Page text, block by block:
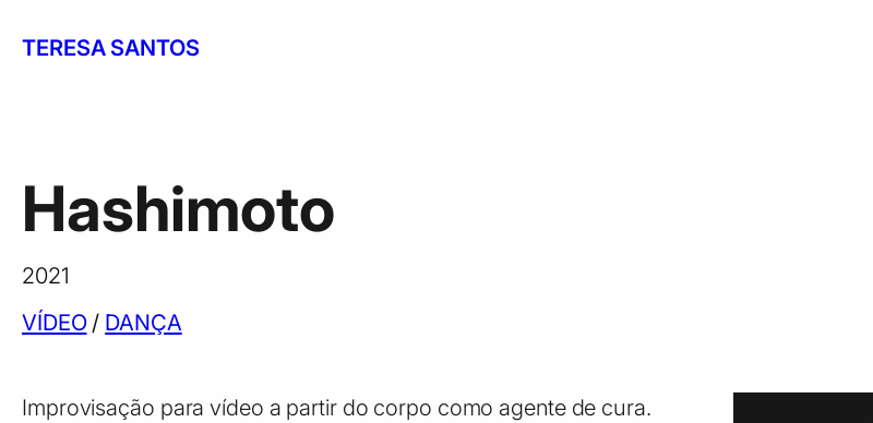
paraTERESA SANTOS
Hashimoto
2021
VÍDEO / DANÇA
Improvisação para vídeo a partir do corpo como agente de cura.